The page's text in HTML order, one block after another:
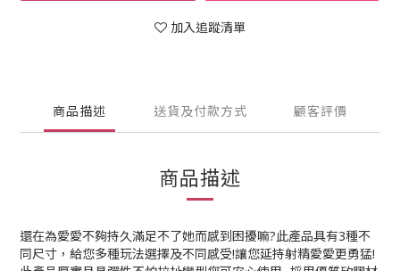
加入追蹤清單
商品描述 送貨及付款方式 顧客評價
商品描述
還在為愛愛不夠持久滿足不了她而感到困擾嘛?此產品具有3種不
同尺寸，給您多種玩法選擇及不同感受!讓您延持射精愛愛更勇猛!